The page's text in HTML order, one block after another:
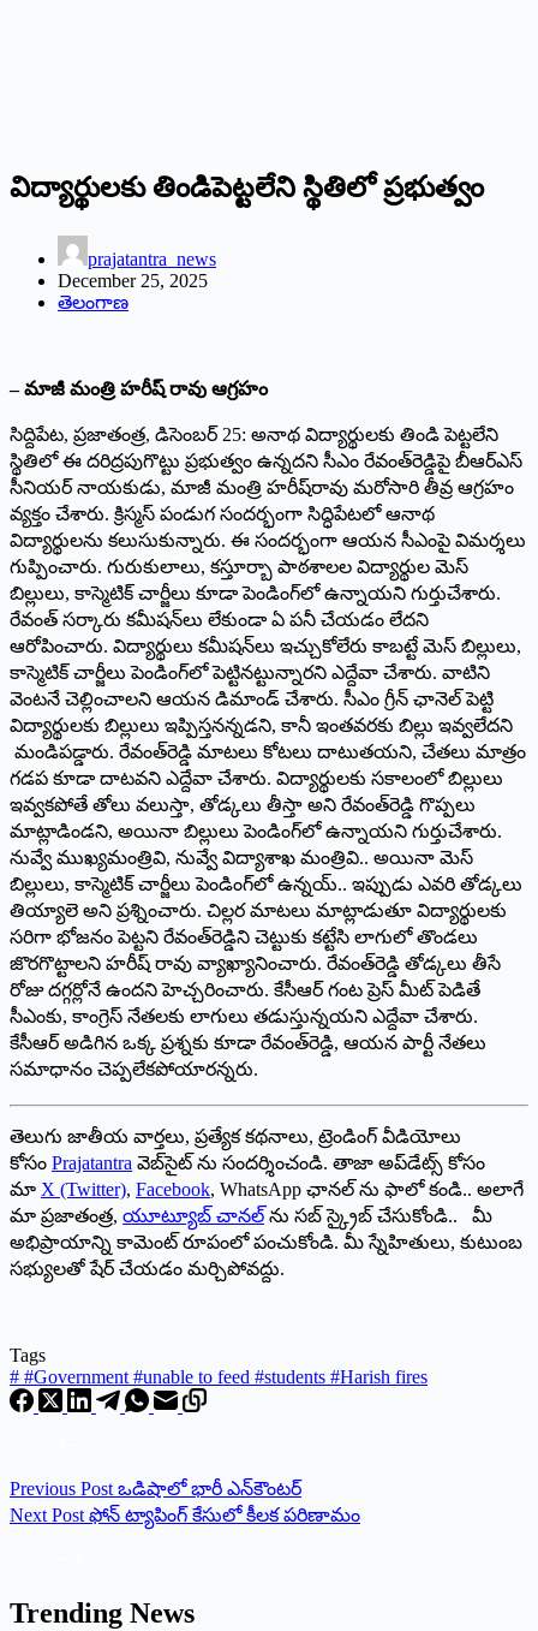
విద్యార్థులకు తిండిపెట్టలేని స్థితిలో ప్రభుత్వం
prajatantra_news
December 25, 2025
తెలంగాణ
– మాజీ మంత్రి హరీష్‌ ‌రావు ఆగ్రహం
సిద్దిపేట, ప్రజాతంత్ర, డిసెంబర్‌ 25: అనాథ విద్యార్థులకు తిండి పెట్టలేని
స్థితిలో ఈ దరిద్రపుగొట్టు ప్రభుత్వం ఉన్నదని సీఎం రేవంత్‌రెడ్డిపై బీఆర్‌ఎస్‌
‌సీనియర్‌ ‌నాయకుడు, మాజీ మంత్రి హరీష్‌రావు మరోసారి తీవ్ర ఆగ్రహం
వ్యక్తం చేశారు. క్రిస్మస్‌ ‌పండుగ సందర్భంగా సిద్ధిపేటలో ఆనాథ
విద్యార్థులను క‌లుసుకున్నారు. ఈ సందర్భంగా ఆయన సీఎంపై విమర్శలు
గుప్పించారు. గురుకులాలు, కస్తూర్బా పాఠశాలల విద్యార్థుల మెస్‌
‌బిల్లులు, కాస్మెటిక్‌ ‌చార్జీలు కూడా పెండింగ్‌లో ఉన్నాయని గుర్తుచేశారు.
రేవంత్‌ ‌సర్కారు కమీషన్‌లు లేకుండా ఏ పనీ చేయడం లేదని
ఆరోపించారు. విద్యార్థులు కమీషన్‌లు ఇచ్చుకోలేరు కాబట్టే మెస్‌ ‌బిల్లులు,
కాస్మెటిక్‌ ‌చార్జీలు పెండింగ్‌లో పెట్టినట్టున్నారని ఎద్దేవా చేశారు. వాటిని
వెంటనే చెల్లించాలని ఆయ‌న‌ డిమాండ్‌ ‌చేశారు. సీఎం గ్రీన్‌ ‌ఛానెల్‌ ‌పెట్టి
విద్యార్థులకు బిల్లులు ఇప్పిస్తన‌న్నడని, కానీ ఇంతవరకు బిల్లు ఇవ్వలేదని
మండిపడ్డారు. రేవంత్‌రెడ్డి మాటలు కోటలు దాటుతయని, చేతలు మాత్రం
గడప కూడా దాటవని ఎద్దేవా చేశారు. విద్యార్థులకు సకాలంలో బిల్లులు
ఇవ్వకపోతే తోలు వలుస్తా, తోడ్కలు తీస్తా అని రేవంత్‌రెడ్డి గొప్పలు
మాట్లాడిండని, అయినా బిల్లులు పెండింగ్‌లో ఉన్నాయని గుర్తుచేశారు.
నువ్వే ముఖ్యమంత్రివి, నువ్వే విద్యాశాఖ మంత్రివి.. అయినా మెస్‌
‌బిల్లులు, కాస్మెటిక్‌ ‌చార్జీలు పెండింగ్‌లో ఉన్నయ్‌.. ఇప్పుడు ఎవరి తోడ్కలు
తియ్యాలె అని ప్రశ్నించారు. చిల్లర మాటలు మాట్లాడుతూ విద్యార్థులకు
సరిగా భోజనం పెట్టని రేవంత్‌రెడ్డిని చెట్టుకు కట్టేసి లాగులో తొండలు
జొరగొట్టాలని హరీష్‌ ‌రావు వ్యాఖ్యానించారు. రేవంత్‌రెడ్డి తోడ్కలు తీసే
రోజు దగ్గర్లోనే ఉందని హెచ్చరించారు. కేసీఆర్‌ ‌గంట ప్రెస్ ‌మీట్‌ ‌పెడితే
సీఎంకు, కాంగ్రెస్‌ ‌నేతలకు లాగులు తడుస్తున్నయని ఎద్దేవా చేశారు.
కేసీఆర్‌ అడిగిన ఒక్క ప్రశ్నకు కూడా రేవంత్‌రెడ్డి, ఆయన పార్టీ నేతలు
సమాధానం చెప్పలేకపోయారన్నరు.
తెలుగు జాతీయ వార్తలు, ప్రత్యేక కథనాలు, ట్రెండింగ్ వీడియోలు
కోసం Prajatantra వెబ్‌సైట్ ను సందర్శించండి. తాజా అప్‌డేట్స్ కోసం
మా X (Twitter), Facebook, WhatsApp ఛానల్ ను ఫాలో కండి.. అలాగే
మా ప్రజాతంత్ర, యూట్యూబ్ చానల్ ను సబ్ స్క్రైబ్ చేసుకోండి.. మీ
అభిప్రాయాన్ని కామెంట్ రూపంలో పంచుకోండి. మీ స్నేహితులు, కుటుంబ
సభ్యులతో షేర్ చేయడం మర్చిపోవద్దు.
Tags
# #Government #unable to feed #students #Harish fires
Previous Post ఒడిషాలో భారీ ఎన్‌కౌంటర్‌
Next Post ఫోన్‌ ‌ట్యాపింగ్‌ ‌కేసులో కీలక పరిణామం
Trending News